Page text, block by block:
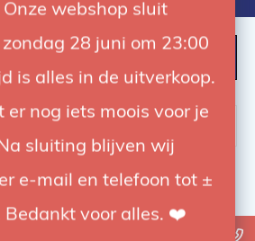
Onze webshop sluit
28 juni om 23:00
is alles in de uitverkoop.
er nog iets moois voor je
sluiting blijven wij
e-mail en telefoon tot ±
Bedankt voor alles. ❤️
FILTER